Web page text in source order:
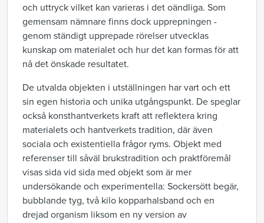
och uttryck vilket kan varieras i det oändliga. Som
gemensam nämnare finns dock upprepningen -
genom ständigt upprepade rörelser utvecklas
kunskap om materialet och hur det kan formas för att
nå det önskade resultatet.
De utvalda objekten i utställningen har vart och ett
sin egen historia och unika utgångspunkt. De speglar
också konsthantverkets kraft att reflektera kring
materialets och hantverkets tradition, där även
sociala och existentiella frågor ryms. Objekt med
referenser till såväl brukstradition och praktföremål
visas sida vid sida med objekt som är mer
undersökande och experimentella: Sockersött begär,
bubblande tyg, två kilo kopparhalsband och en
drejad organism liksom en ny version av